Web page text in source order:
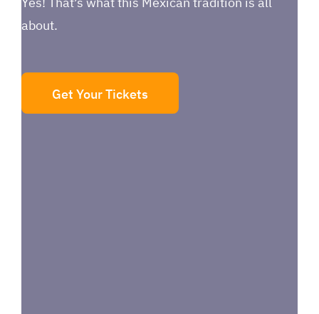
about.
Get Your Tickets